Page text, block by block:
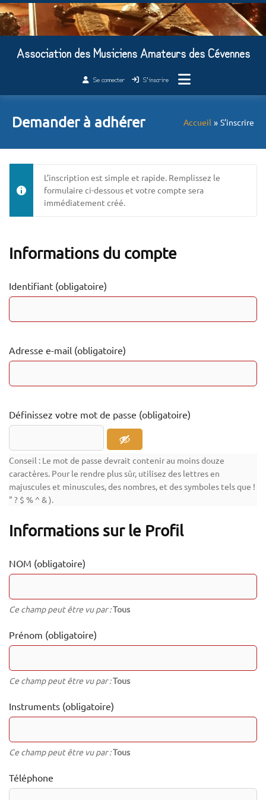
Passer
au
contenu
Association des Musiciens Amateurs des Cévennes
Se connecter S’inscrire
Demander à adhérer Accueil S’inscrire
L’inscription est simple et rapide. Remplissez le
formulaire ci-dessous et votre compte sera
immédiatement créé.
Informations du compte
Identifiant (obligatoire)
Adresse e-mail (obligatoire)
Définissez votre mot de passe (obligatoire)
Conseil : Le mot de passe devrait contenir au moins douze
caractères. Pour le rendre plus sûr, utilisez des lettres en
majuscules et minuscules, des nombres, et des symboles tels que !
" ? $ % ^ & ).
Informations sur le Profil
NOM (obligatoire)
Ce champ peut être vu par :Tous
Prénom (obligatoire)
Ce champ peut être vu par :Tous
Instruments (obligatoire)
Ce champ peut être vu par :Tous
Téléphone